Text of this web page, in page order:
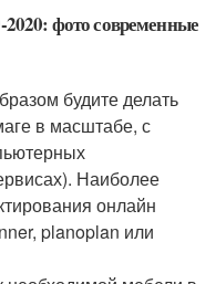
фото современные
будите делать
в масштабе, с
Наиболее
онлайн
planoplan или